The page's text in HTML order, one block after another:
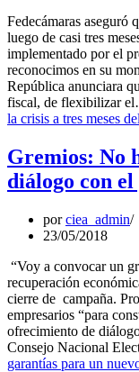
Fedecámaras aseguró
luego de casi tres
implementado por el
reconocimos en su
República anunciara
fiscal, de flexibilizar
la crisis a tres meses
Gremios: No
diálogo con
porciea_admin
23/05/2018
“Voy a convocar un
recuperación
cierre de campaña.
empresarios “para
ofrecimiento de
Consejo Nacional
garantías para un